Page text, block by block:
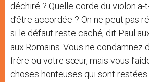
déchiré ? Quelle corde du violon a-
d’être accordée ? On ne peut pas
si le défaut reste caché, dit Paul
aux Romains. Vous ne condamnez
frère ou votre sœur, mais vous
choses honteuses qui sont